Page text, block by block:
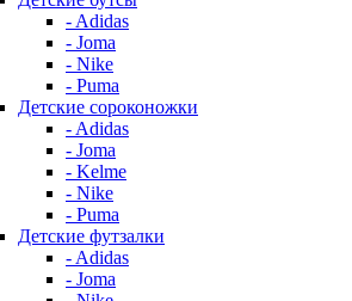
- Adidas
- Joma
- Nike
- Puma
Детские сороконожки
- Adidas
- Joma
- Kelme
- Nike
- Puma
Детские футзалки
- Adidas
- Joma